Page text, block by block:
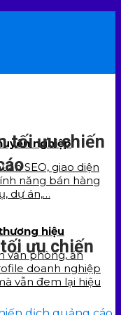
nghiệp
SEO, giao diện
năng bán hàng
dự án,…
hiệu
văn phòng, ấn
doanh nghiệp
vẫn đem lại hiệu
tối ưu chiến
ưu chiến